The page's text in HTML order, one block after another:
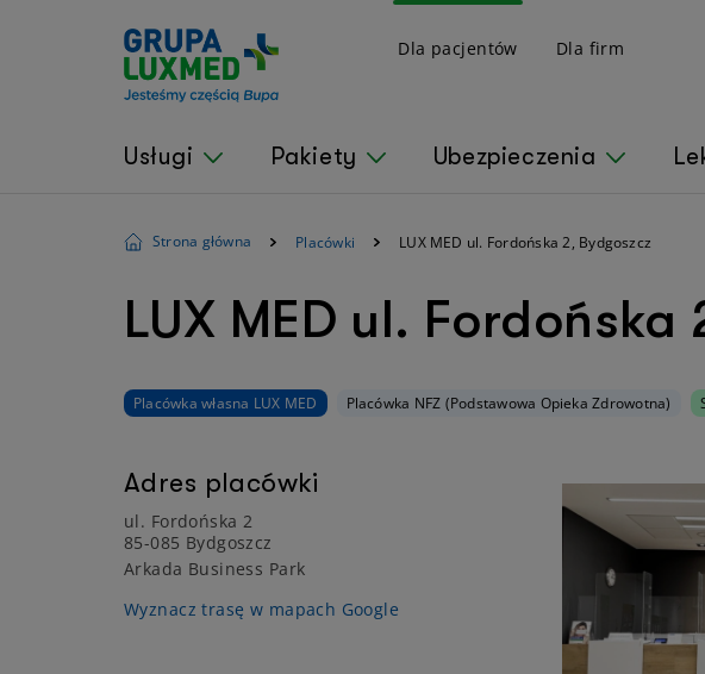
Dla pacjentów Dla firm
Usługi Pakiety Ubezpieczenia
Strona główna Placówki LUX MED ul. Fordońska 2, Bydgoszcz
LUX MED ul. Fordońska
Placówka własna LUX MED Placówka NFZ (Podstawowa Opieka Zdrowotna)
Adres placówki
ul. Fordońska 2
85-085 Bydgoszcz
Arkada Business Park
Wyznacz trasę w mapach Google